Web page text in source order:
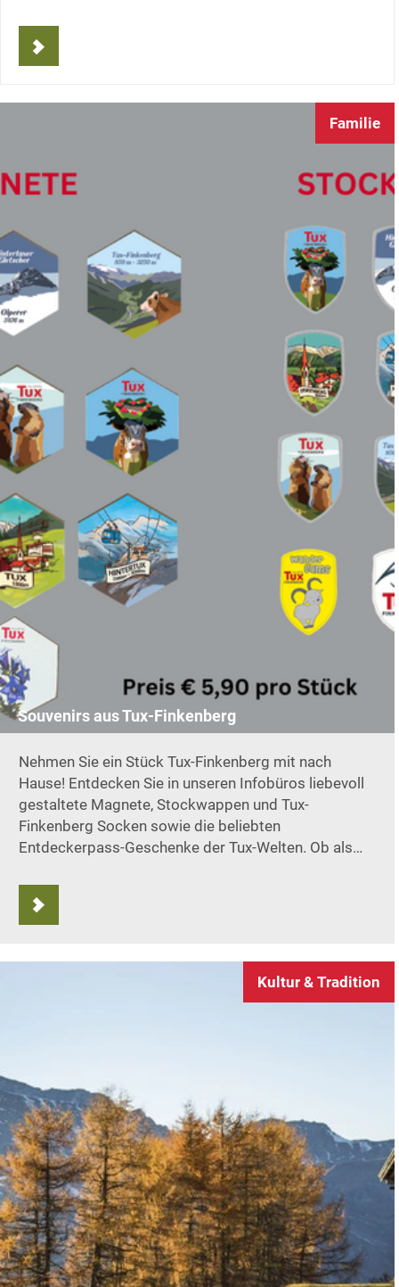
Familie
Souvenirs aus Tux-Finkenberg
Nehmen Sie ein Stück Tux-Finkenberg mit nach
Hause! Entdecken Sie in unseren Infobüros liebevoll
gestaltete Magnete, Stockwappen und Tux-
Finkenberg Socken sowie die beliebten
Entdeckerpass-Geschenke der Tux-Welten. Ob als…
Kultur & Tradition